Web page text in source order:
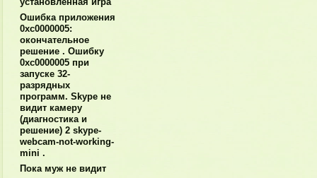
Ошибка приложения
0xc0000005:
окончательное
решение . Ошибку
0xc0000005 при
запуске 32-
разрядных
программ. Skype не
видит камеру
(диагностика и
решение) 2 skype-
webcam-not-working-
mini .
Пока муж не видит